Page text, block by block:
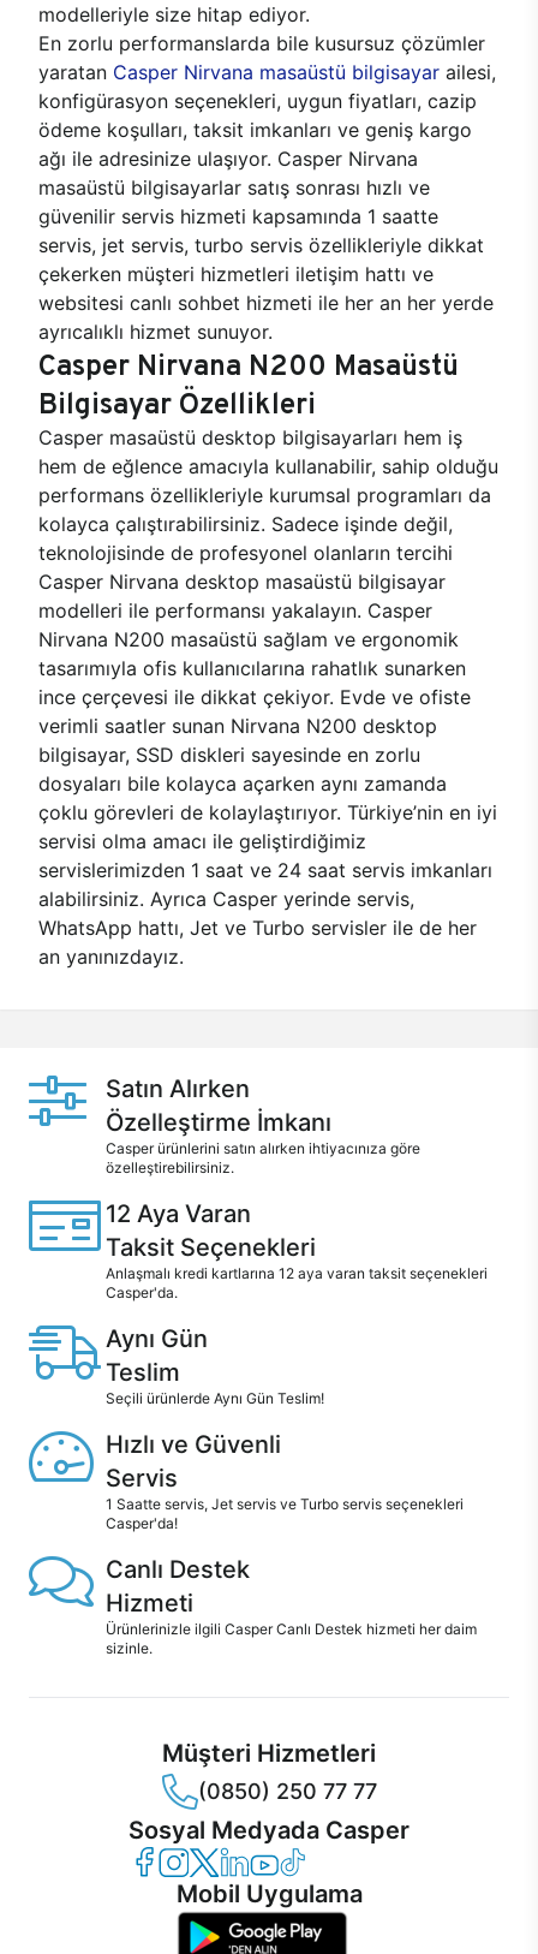
modelleriyle size hitap ediyor.
En zorlu performanslarda bile kusursuz çözümler
yaratan Casper Nirvana masaüstü bilgisayar ailesi,
konfigürasyon seçenekleri, uygun fiyatları, cazip
ödeme koşulları, taksit imkanları ve geniş kargo
ağı ile adresinize ulaşıyor. Casper Nirvana
masaüstü bilgisayarlar satış sonrası hızlı ve
güvenilir servis hizmeti kapsamında 1 saatte
servis, jet servis, turbo servis özellikleriyle dikkat
çekerken müşteri hizmetleri iletişim hattı ve
websitesi canlı sohbet hizmeti ile her an her yerde
ayrıcalıklı hizmet sunuyor.
Casper Nirvana N200 Masaüstü
Bilgisayar Özellikleri
Casper masaüstü desktop bilgisayarları hem iş
hem de eğlence amacıyla kullanabilir, sahip olduğu
performans özellikleriyle kurumsal programları da
kolayca çalıştırabilirsiniz. Sadece işinde değil,
teknolojisinde de profesyonel olanların tercihi
Casper Nirvana desktop masaüstü bilgisayar
modelleri ile performansı yakalayın. Casper
Nirvana N200 masaüstü sağlam ve ergonomik
tasarımıyla ofis kullanıcılarına rahatlık sunarken
ince çerçevesi ile dikkat çekiyor. Evde ve ofiste
verimli saatler sunan Nirvana N200 desktop
bilgisayar, SSD diskleri sayesinde en zorlu
dosyaları bile kolayca açarken aynı zamanda
çoklu görevleri de kolaylaştırıyor. Türkiye’nin en iyi
servisi olma amacı ile geliştirdiğimiz
servislerimizden 1 saat ve 24 saat servis imkanları
alabilirsiniz. Ayrıca Casper yerinde servis,
WhatsApp hattı, Jet ve Turbo servisler ile de her
an yanınızdayız.
Satın Alırken
Özelleştirme İmkanı
Casper ürünlerini satın alırken ihtiyacınıza göre
özelleştirebilirsiniz.
12 Aya Varan
Taksit Seçenekleri
Anlaşmalı kredi kartlarına 12 aya varan taksit seçenekleri
Casper'da.
Aynı Gün
Teslim
Seçili ürünlerde Aynı Gün Teslim!
Hızlı ve Güvenli
Servis
1 Saatte servis, Jet servis ve Turbo servis seçenekleri
Casper'da!
Canlı Destek
Hizmeti
Ürünlerinizle ilgili Casper Canlı Destek hizmeti her daim
sizinle.
Müşteri Hizmetleri
(0850) 250 77 77
Sosyal Medyada Casper
Casper Facebook
Casper Instagram
Casper Twitter
Casper LinkedIn
Casper YouTube
Casper TikTok
Mobil Uygulama